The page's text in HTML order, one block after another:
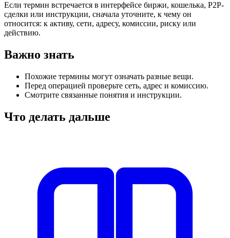
Если термин встречается в интерфейсе биржи, кошелька, P2P-
сделки или инструкции, сначала уточните, к чему он
относится: к активу, сети, адресу, комиссии, риску или
действию.
Важно знать
Похожие термины могут означать разные вещи.
Перед операцией проверьте сеть, адрес и комиссию.
Смотрите связанные понятия и инструкции.
Что делать дальше